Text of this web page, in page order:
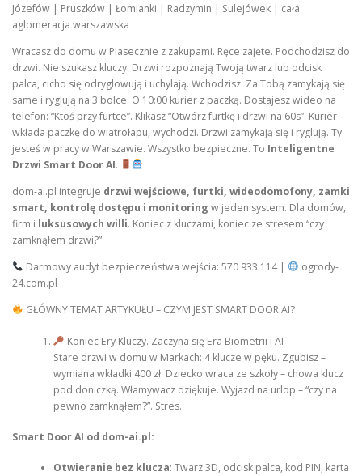
Józefów | Pruszków | Łomianki | Radzymin | Sulejówek | cała
aglomeracja warszawska
Wracasz do domu w Piasecznie z zakupami. Ręce zajęte. Podchodzisz do
drzwi. Nie szukasz kluczy. Drzwi rozpoznają Twoją twarz lub odcisk
palca, cicho się odryglowują i uchylają. Wchodzisz. Za Tobą zamykają się
same i ryglują na 3 bolce. O 10:00 kurier z paczką. Dostajesz wideo na
telefon: “Ktoś przy furtce”. Klikasz “Otwórz furtkę i drzwi na 60s”. Kurier
wkłada paczkę do wiatrołapu, wychodzi. Drzwi zamykają się i ryglują. Ty
jesteś w pracy w Warszawie. Wszystko bezpieczne. To Inteligentne
Drzwi Smart Door AI.
dom-ai.pl integruje drzwi wejściowe, furtki, wideodomofony, zamki
smart, kontrolę dostępu i monitoring w jeden system. Dla domów,
firm i luksusowych willi. Koniec z kluczami, koniec ze stresem “czy
zamknąłem drzwi?”.
Darmowy audyt bezpieczeństwa wejścia: 570 933 114 |
ogrody-
24.com.pl
GŁÓWNY TEMAT ARTYKUŁU – CZYM JEST SMART DOOR AI?
Koniec Ery Kluczy. Zaczyna się Era Biometrii i AI
Stare drzwi w domu w Markach: 4 klucze w pęku. Zgubisz –
wymiana wkładki 400 zł. Dziecko wraca ze szkoły – chowa klucz
pod doniczką. Włamywacz dziękuje. Wyjazd na urlop – “czy na
pewno zamknąłem?”. Stres.
Smart Door AI od dom-ai.pl:
Otwieranie bez klucza: Twarz 3D, odcisk palca, kod PIN, karta